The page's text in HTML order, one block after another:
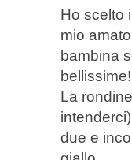
Ho scelto
mio
bambina
bellissime!
La
due e